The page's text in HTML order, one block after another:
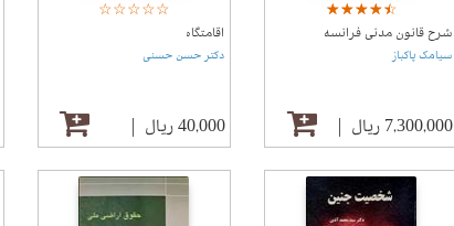
☆☆☆☆☆
★★★★★
شرح قانون مدنی فرانسه
سیامک پاکباز
7,300,000 ریال
☆☆☆☆☆
★★★★★
اقامتگاه
دکتر حسن حسنی
40,000 ریال